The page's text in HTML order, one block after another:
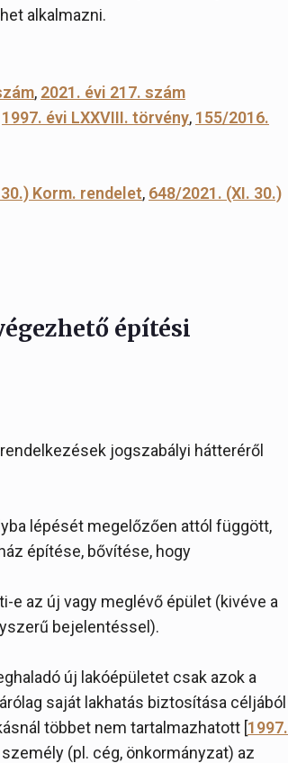
alkalmazni.
, 2021. évi 217. szám
1997. évi LXXVIII. törvény, 155/2016.
Korm. rendelet, 648/2021. (XI. 30.)
építési
jogszabályi hátteréről
lépését megelőzően attól függött,
építése, bővítése, hogy
az új vagy meglévő épület (kivéve a
bejelentéssel).
új lakóépületet csak azok a
saját lakhatás biztosítása céljából
többet nem tartalmazhatott [1997.
(pl. cég, önkormányzat) az